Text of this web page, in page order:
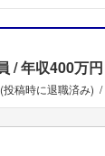
年収400万円
稿時に退職済み)